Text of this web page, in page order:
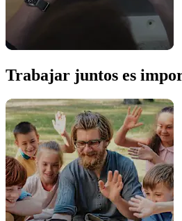
Trabajar juntos es